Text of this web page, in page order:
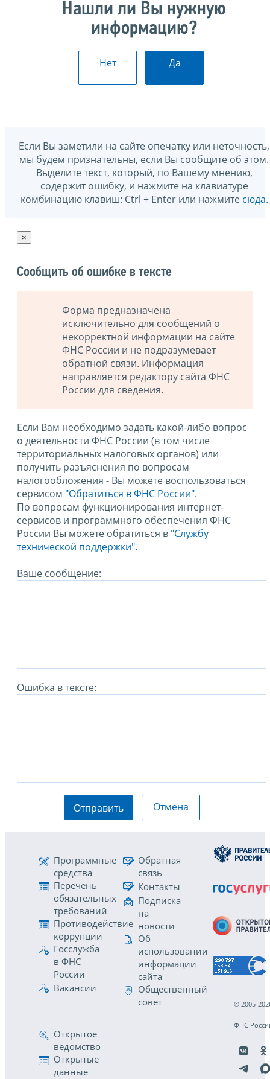
Нашли ли Вы нужную
информацию?
Нет Да
Если Вы заметили на сайте опечатку или неточность,
мы будем признательны, если Вы сообщите об этом.
Выделите текст, который, по Вашему мнению,
содержит ошибку, и нажмите на клавиатуре
комбинацию клавиш: Ctrl + Enter или нажмите сюда.
×
Сообщить об ошибке в тексте
Форма предназначена
исключительно для сообщений о
некорректной информации на сайте
ФНС России и не подразумевает
обратной связи. Информация
направляется редактору сайта ФНС
России для сведения.
Если Вам необходимо задать какой-либо вопрос
о деятельности ФНС России (в том числе
территориальных налоговых органов) или
получить разъяснения по вопросам
налогообложения - Вы можете воспользоваться
сервисом "Обратиться в ФНС России".
По вопросам функционирования интернет-
сервисов и программного обеспечения ФНС
России Вы можете обратиться в "Службу
технической поддержки".
Ваше сообщение:
Ошибка в тексте:
Отправить Отмена
Программные
средства
Перечень
обязательных
требований
Противодействие
коррупции
Госслужба
в ФНС
России
Вакансии
Обратная
связь
Контакты
Подписка
на
новости
Об
использовании
информации
сайта
Общественный
совет
Открытое
ведомство
Открытые
данные
© 2005-
ФНС